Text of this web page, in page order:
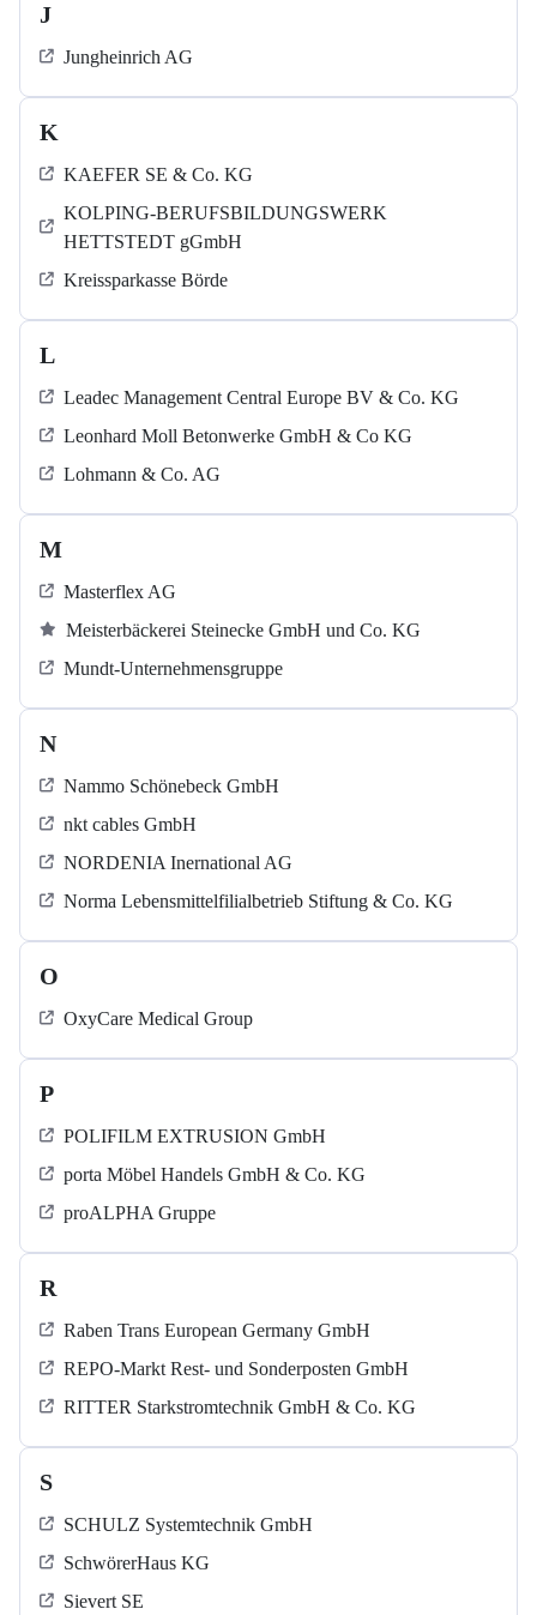
J
Jungheinrich AG
K
KAEFER SE & Co. KG
KOLPING-BERUFSBILDUNGSWERK
HETTSTEDT gGmbH
Kreissparkasse Börde
L
Leadec Management Central Europe BV & Co. KG
Leonhard Moll Betonwerke GmbH & Co KG
Lohmann & Co. AG
M
Masterflex AG
Meisterbäckerei Steinecke GmbH und Co. KG
Mundt-Unternehmensgruppe
N
Nammo Schönebeck GmbH
nkt cables GmbH
NORDENIA Inernational AG
Norma Lebensmittelfilialbetrieb Stiftung & Co. KG
O
OxyCare Medical Group
P
POLIFILM EXTRUSION GmbH
porta Möbel Handels GmbH & Co. KG
proALPHA Gruppe
R
Raben Trans European Germany GmbH
REPO-Markt Rest- und Sonderposten GmbH
RITTER Starkstromtechnik GmbH & Co. KG
S
SCHULZ Systemtechnik GmbH
SchwörerHaus KG
Sievert SE